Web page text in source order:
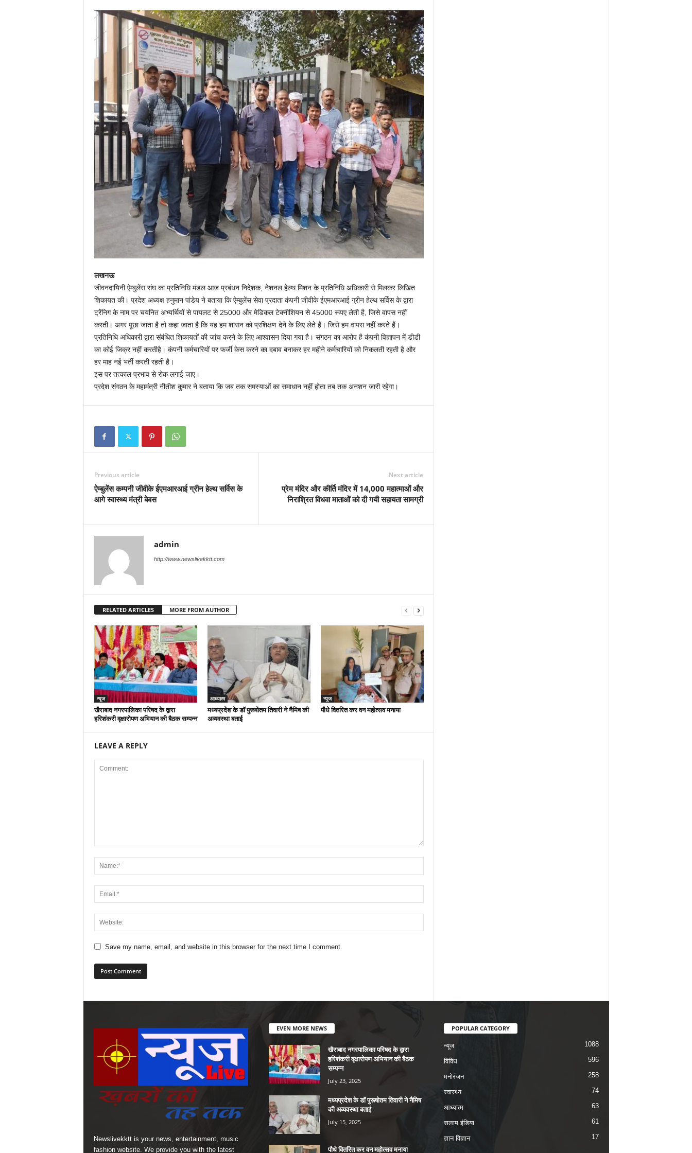
लखनऊ
जीवनदायिनी ऐम्बुलेंस संघ का प्रतिनिधि मंडल आज प्रबंधन निदेशक, नेशनल हेल्थ मिशन के प्रतिनिधि अधिकारी से मिलकर लिखित
शिकायत की। प्रदेश अध्यक्ष हनुमान पांडेय ने बताया कि ऐम्बुलेंस सेवा प्रदाता कंपनी जीवीके ईएमआरआई ग्रीन हेल्थ सर्विस के द्वारा
ट्रेंनिग के नाम पर चयनित अभ्यर्थियों से पायलट से 25000 और मेडिकल टेक्नीशियन से 45000 रूपए लेती है, जिसे वापस नहीं
करती। अगर पूछा जाता है तो कहा जाता है कि यह हम शासन को प्रशिक्षण देने के लिए लेते हैं। जिसे हम वापस नहीं करते हैं।
प्रतिनिधि अधिकारी द्वारा संबंधित शिकायतों की जांच करने के लिए आश्वासन दिया गया है। संगठन का आरोप है कंपनी विज्ञापन में डीडी
का कोई जिक्र नहीं करतीहै। कंपनी कर्मचारियों पर फर्जी केस करने का दबाव बनाकर हर महीने कर्मचारियों को निकलती रहती है और
हर माह नई भर्ती करती रहती है।
इस पर तत्काल प्रभाव से रोक लगाई जाए।
प्रदेश संगठन के महामंत्री नीतीश कुमार ने बताया कि जब तक समस्याओं का समाधान नहीं होता तब तक अनशन जारी रहेगा।
Previous article
ऐम्बुलेंस कम्पनी जीवीके ईएमआरआई ग्रीन हेल्थ सर्विस के
आगे स्वास्थ्य मंत्री बेबस
Next article
प्रेम मंदिर और कीर्ति मंदिर में 14,000 महात्माओं और
निराश्रित विधवा माताओं को दी गयी सहायता सामग्री
admin
http://www.newslivekktt.com
RELATED ARTICLES MORE FROM AUTHOR
न्यूज
खैराबाद नगरपालिका परिषद के द्वारा
हरिशंकरी वृक्षारोपण अभियान की बैठक सम्पन्न
आध्यात्म
मध्यप्रदेश के डॉ पुरूषोतम तिवारी ने नैमिष की
अव्यवस्था बताई
न्यूज
पौधे वितरित कर वन महोत्सव मनाया
LEAVE A REPLY
Save my name, email, and website in this browser for the next time I comment.
Newslivekktt is your news, entertainment, music
fashion website. We provide you with the latest
EVEN MORE NEWS
खैराबाद नगरपालिका परिषद के द्वारा
हरिशंकरी वृक्षारोपण अभियान की बैठक
सम्पन्न
July 23, 2025
मध्यप्रदेश के डॉ पुरूषोतम तिवारी ने नैमिष
की अव्यवस्था बताई
July 15, 2025
पौधे वितरित कर वन महोत्सव मनाया
POPULAR CATEGORY
न्यूज 1088
विविध 596
मनोरंजन 258
स्वास्थ्य 74
आध्यात्म 63
सलाम इंडिया 61
ज्ञान विज्ञान 17